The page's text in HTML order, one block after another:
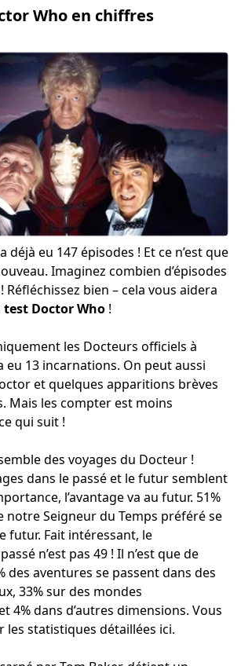
Who en chiffres
déjà eu 147 épisodes ! Et ce n’est que
Imaginez combien d’épisodes
bien – cela vous aidera
test Doctor Who !
les Docteurs officiels à
eu 13 incarnations. On peut aussi
et quelques apparitions brèves
Mais les compter est moins
qui suit !
des voyages du Docteur !
dans le passé et le futur semblent
l’avantage va au futur. 51%
notre Seigneur du Temps préféré se
futur. Fait intéressant, le
n’est pas 49 ! Il n’est que de
des aventures se passent dans des
33% sur des mondes
4% dans d’autres dimensions. Vous
les statistiques détaillées ici.